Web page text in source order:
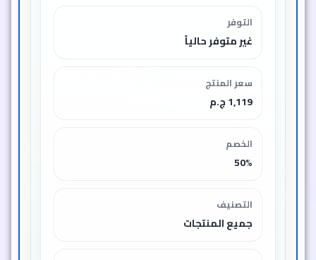
التوفر
غير متوفر حالياً
سعر المنتج
1,119 ج.م
الخصم
50%
التصنيف
جميع المنتجات